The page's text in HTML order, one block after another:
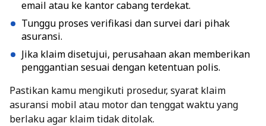
email atau ke kantor cabang terdekat.
Tunggu proses verifikasi dan survei dari pihak
asuransi.
Jika klaim disetujui, perusahaan akan memberikan
penggantian sesuai dengan ketentuan polis.
Pastikan kamu mengikuti prosedur, syarat klaim
asuransi mobil atau motor dan tenggat waktu yang
berlaku agar klaim tidak ditolak.